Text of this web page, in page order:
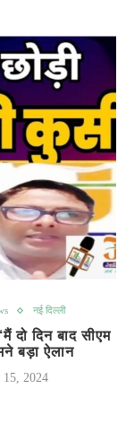
नई दिल्ली
दिन बाद सीएम
बड़ा ऐलान
15, 2024